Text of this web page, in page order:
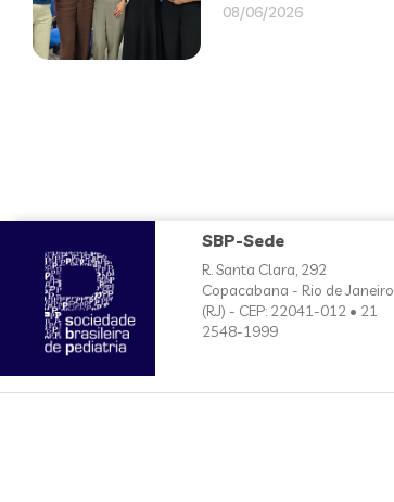
08/06/2026
SBP-Sede
R. Santa Clara, 292
Copacabana - Rio de Janeiro
(RJ) - CEP: 22041-012 • 21
2548-1999